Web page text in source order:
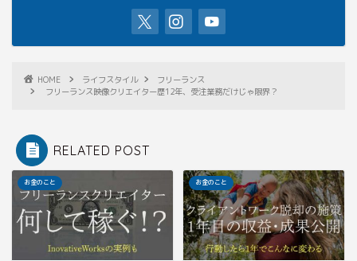
HOME ライフスタイル
フリーランス
フリーランス映像クリエイター歴12年、受注業務だけじゃ限界？
RELATED POST
お金のこと お金のこと